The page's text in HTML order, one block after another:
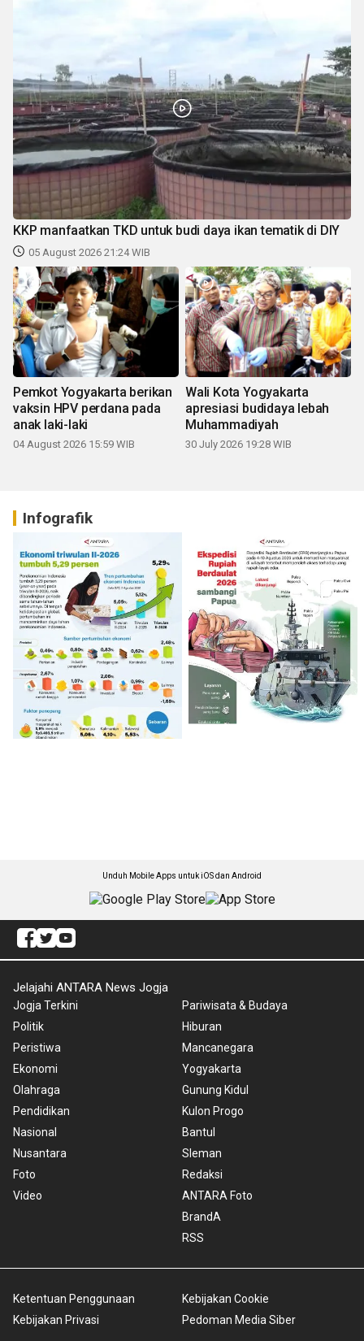
KKP manfaatkan TKD untuk budi daya ikan tematik di DIY
05 August 2026 21:24 WIB
Pemkot Yogyakarta berikan
vaksin HPV perdana pada
anak laki-laki
04 August 2026 15:59 WIB
Wali Kota Yogyakarta
apresiasi budidaya lebah
Muhammadiyah
30 July 2026 19:28 WIB
Infografik
Unduh Mobile Apps untuk iOS dan Android
Jelajahi ANTARA News Jogja
Jogja Terkini
Politik
Peristiwa
Ekonomi
Olahraga
Pendidikan
Nasional
Nusantara
Foto
Video
Pariwisata & Budaya
Hiburan
Mancanegara
Yogyakarta
Gunung Kidul
Kulon Progo
Bantul
Sleman
Redaksi
ANTARA Foto
BrandA
RSS
Ketentuan Penggunaan
Kebijakan Privasi
Kebijakan Cookie
Pedoman Media Siber